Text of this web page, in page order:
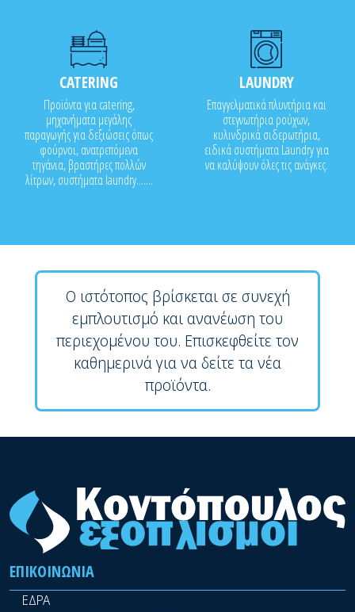
CATERING
Προϊόντα για catering,
μηχανήματα μεγάλης
παραγωγής για δεξιώσεις όπως
φούρνοι, ανατρεπόμενα
τηγάνια, βραστήρες πολλών
λίτρων, συστήματα laundry.......
LAUNDRY
Επαγγελματικά πλυντήρια και
στεγνωτήρια ρούχων,
κυλινδρικά σιδερωτήρια,
ειδικά συστήματα Laundry για
να καλύψουν όλες τις ανάγκες.
Ο ιστότοπος βρίσκεται σε συνεχή
εμπλουτισμό και ανανέωση του
περιεχομένου του. Επισκεφθείτε τον
καθημερινά για να δείτε τα νέα
προϊόντα.
ΕΠΙΚΟΙΝΩΝΊΑ
ΕΔΡΑ